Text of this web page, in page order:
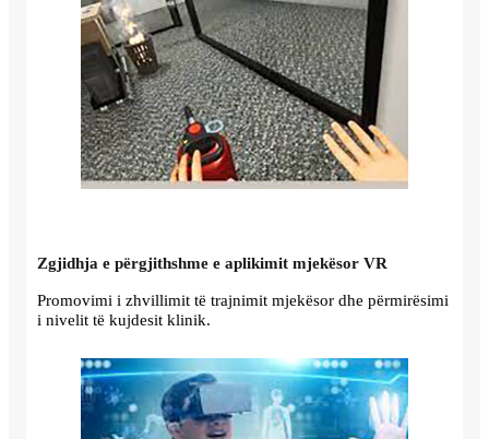
Zgjidhja e përgjithshme e aplikimit mjekësor VR
Promovimi i zhvillimit të trajnimit mjekësor dhe përmirësimi
i nivelit të kujdesit klinik.